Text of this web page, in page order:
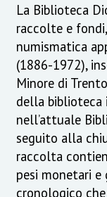
La Biblioteca
raccolte e
numismatica
(1886-1972),
Minore di
della biblioteca
nell’attuale
seguito alla
raccolta
pesi monetari
cronologico